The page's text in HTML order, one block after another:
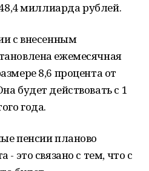
миллиарда рублей.
с внесенным
ежемесячная
8,6 процента от
будет действовать с 1
года.
пенсии планово
- это связано с тем, что с